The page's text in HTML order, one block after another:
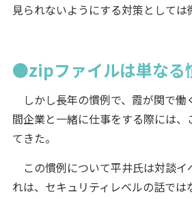
見られないようにする対策としては
●zipファイルは単なる
しかし長年の慣例で、霞が関で働
間企業と一緒に仕事をする際には
てきた。
この慣例について平井氏は対談イ
れは、セキュリティレベルの話では